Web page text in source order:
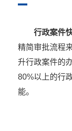
行政案件
精简审批流程
升行政案件的
80%以上的行
能。